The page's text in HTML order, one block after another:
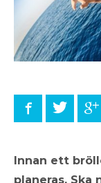
FacebookTwitter
Innan ett
planeras. Ska